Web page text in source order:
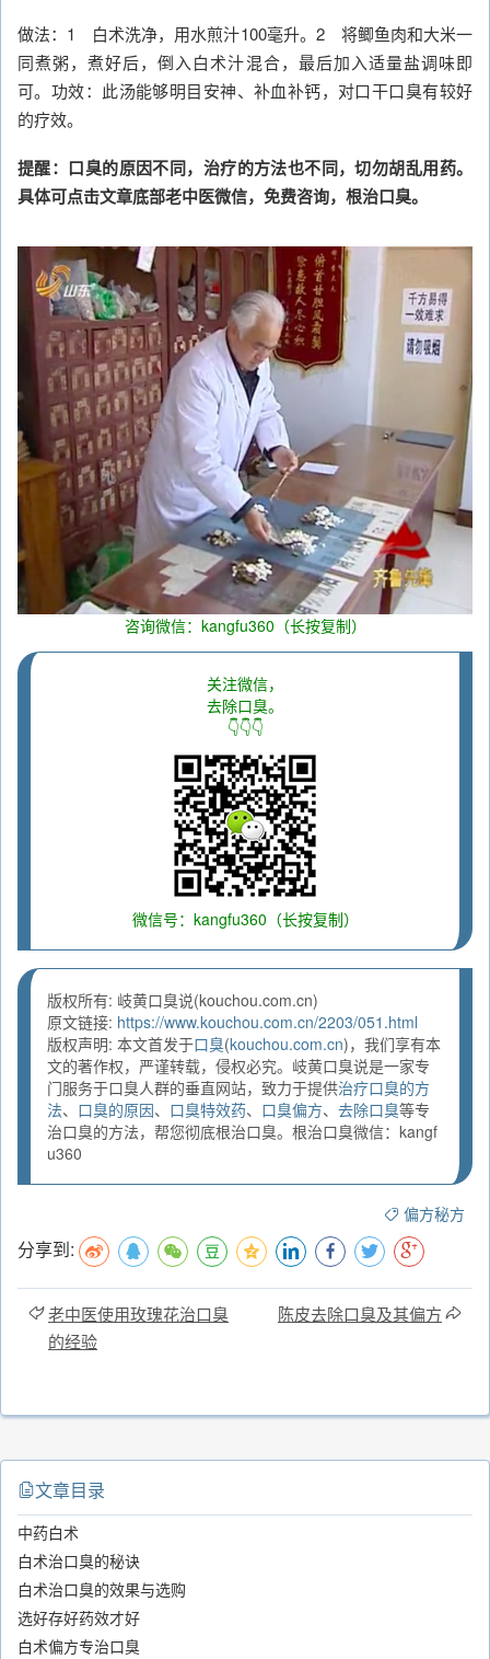
做法：1 白术洗净，用水煎汁100毫升。2 将鲫鱼肉和大米一
同煮粥，煮好后，倒入白术汁混合，最后加入适量盐调味即
可。功效：此汤能够明目安神、补血补钙，对口干口臭有较好
的疗效。
提醒：口臭的原因不同，治疗的方法也不同，切勿胡乱用药。
具体可点击文章底部老中医微信，免费咨询，根治口臭。
咨询微信：kangfu360（长按复制）
关注微信，
去除口臭。
👇👇👇
微信号：kangfu360（长按复制）
版权所有: 岐黄口臭说(kouchou.com.cn)
原文链接: https://www.kouchou.com.cn/2203/051.html
版权声明: 本文首发于口臭(kouchou.com.cn)，我们享有本
文的著作权，严谨转载，侵权必究。岐黄口臭说是一家专
门服务于口臭人群的垂直网站，致力于提供治疗口臭的方
法、 口臭的原因、 口臭特效药、 口臭偏方、 去除口臭等专
治口臭的方法，帮您彻底根治口臭。根治口臭微信：kangf
u360
偏方秘方
分享到:
老中医使用玫瑰花治口臭
的经验
陈皮去除口臭及其偏方
文章目录
中药白术
白术治口臭的秘诀
白术治口臭的效果与选购
选好存好药效才好
白术偏方专治口臭